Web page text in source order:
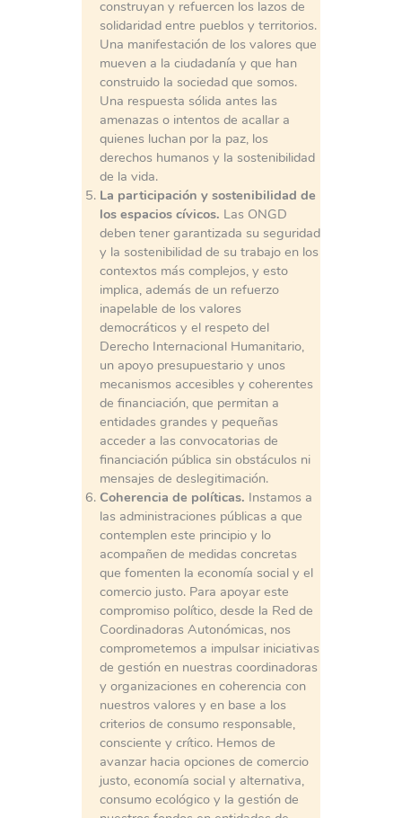
construyan y refuercen los lazos de
solidaridad entre pueblos y territorios.
Una manifestación de los valores que
mueven a la ciudadanía y que han
construido la sociedad que somos.
Una respuesta sólida antes las
amenazas o intentos de acallar a
quienes luchan por la paz, los
derechos humanos y la sostenibilidad
de la vida.
La participación y sostenibilidad de
los espacios cívicos. Las ONGD
deben tener garantizada su seguridad
y la sostenibilidad de su trabajo en los
contextos más complejos, y esto
implica, además de un refuerzo
inapelable de los valores
democráticos y el respeto del
Derecho Internacional Humanitario,
un apoyo presupuestario y unos
mecanismos accesibles y coherentes
de financiación, que permitan a
entidades grandes y pequeñas
acceder a las convocatorias de
financiación pública sin obstáculos ni
mensajes de deslegitimación.
Coherencia de políticas. Instamos a
las administraciones públicas a que
contemplen este principio y lo
acompañen de medidas concretas
que fomenten la economía social y el
comercio justo. Para apoyar este
compromiso político, desde la Red de
Coordinadoras Autonómicas, nos
comprometemos a impulsar iniciativas
de gestión en nuestras coordinadoras
y organizaciones en coherencia con
nuestros valores y en base a los
criterios de consumo responsable,
consciente y crítico. Hemos de
avanzar hacia opciones de comercio
justo, economía social y alternativa,
consumo ecológico y la gestión de